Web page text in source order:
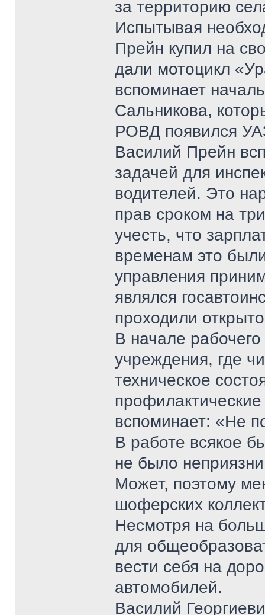
за территорию
Испытывая
Прейн купил на
дали мотоцикл
вспоминает
Сальникова,
РОВД появился
Василий Прейн
задачей для
водителей. Это
прав сроком на
учесть, что
временам это
управления
являлся
проходили
В начале
учреждения, где
техническое
вспоминает: «Не
В работе всякое
не было
Может, поэтому
шоферских
Несмотря на
для
вести себя на
автомобилей.
Василий